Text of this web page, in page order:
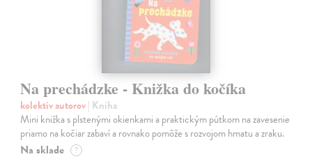
Na prechádzke - Knižka do kočíka
kolektív autorov| Kniha
Mini knižka s plstenými okienkami a praktickým pútkom na zavesenie
priamo na kočiar zabaví a rovnako pomôže s rozvojom hmatu a zraku.
Na sklade ?